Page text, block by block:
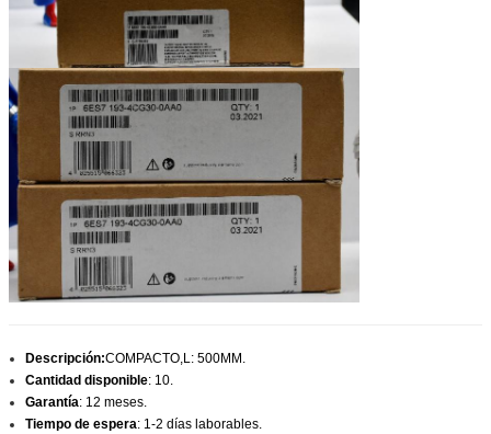
Descripción:COMPACTO,L: 500MM.
Cantidad disponible: 10.
Garantía: 12 meses.
Tiempo de espera: 1-2 días laborables.